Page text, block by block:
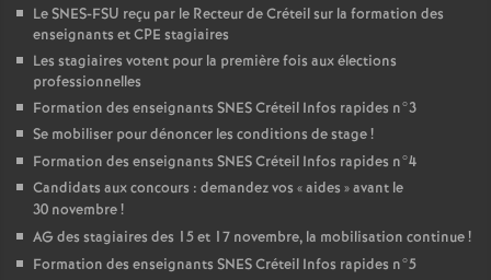
LeSNES-FSU reçu par le Recteur de Créteil sur la formation des
enseignants etCPE stagiaires
Les stagiaires votent pour la première fois aux élections
professionnelles
Formation des enseignants SNESCréteil Infos rapides n°3
Se mobiliser pour dénoncer les conditions de stage!
Formation des enseignants SNESCréteil Infos rapides n°4
Candidats aux concours : demandez vos «aides » avant le
30 novembre!
AG des stagiaires des 15 et 17 novembre, la mobilisation continue!
Formation des enseignants SNESCréteil Infos rapides n°5